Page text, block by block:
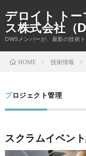
デロイト ト
ス株式会社（
DWSメンバーが、最新の技術
HOME 技術情報
プロジェクト管理
スクラムイベン